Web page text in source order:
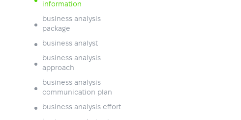
information
business analysis
package
business analyst
business analysis
approach
business analysis
communication plan
business analysis effort